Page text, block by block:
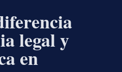
legal y
en